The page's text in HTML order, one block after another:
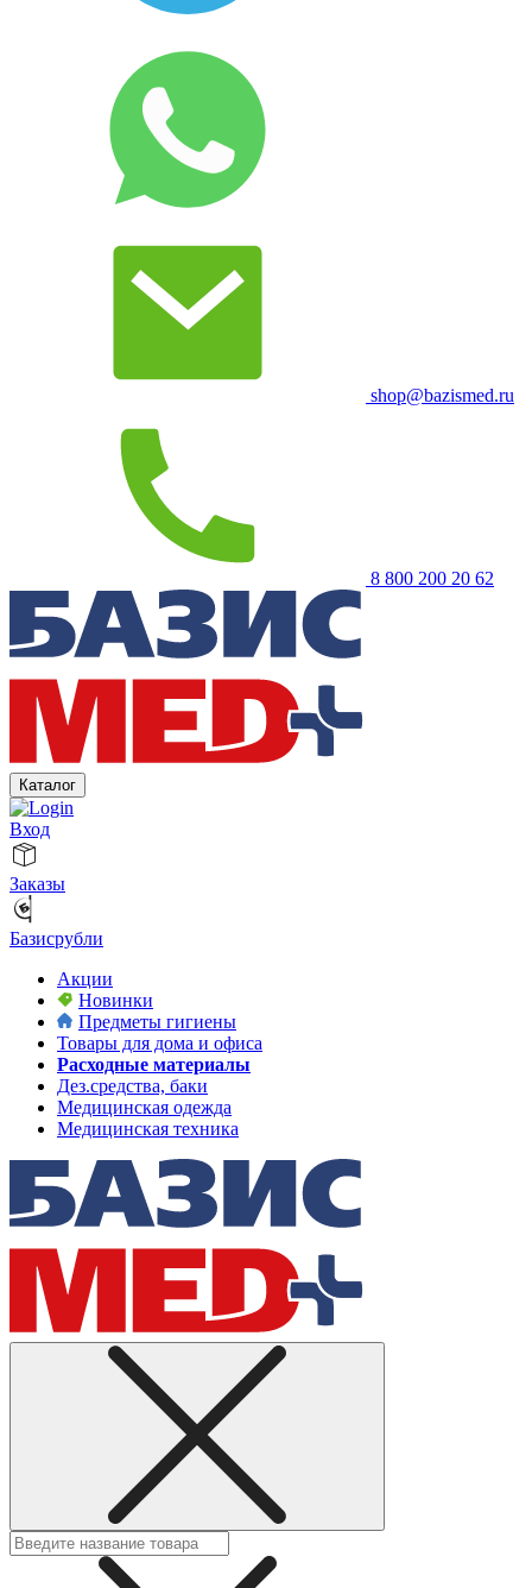
shop@bazismed.ru
8 800 200 20 62
Каталог
Вход
Заказы
Базисрубли
Акции
Новинки
Предметы гигиены
Товары для дома и офиса
Расходные материалы
Дез.средства, баки
Медицинская одежда
Медицинская техника